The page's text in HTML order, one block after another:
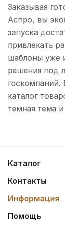
Заказывая
Аспро, вы
запуска
привлекать
шаблоны уже
решения под
каталог
темная тема
Каталог
Контакты
Информация
Помощь